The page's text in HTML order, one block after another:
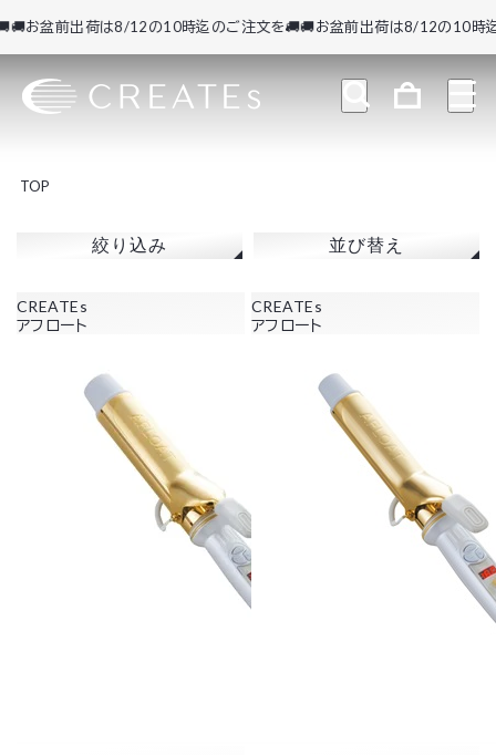
お盆前出荷は8/12の10時迄のご注文を🚚🚚お盆前出荷は8/12の10時迄
TOP
絞り込み 並び替え
CREATEs
アフロート
CREATEs
アフロート